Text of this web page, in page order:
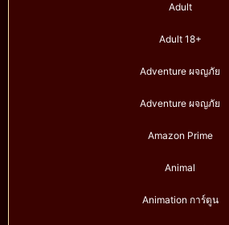
Adult
Adult 18+
Adventure ผจญภัย
Adventure ผจญภัย
Amazon Prime
Animal
Animation การ์ตูน